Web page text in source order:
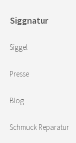
Siggnatur
Siggel
Presse
Blog
Schmuck Reparatur